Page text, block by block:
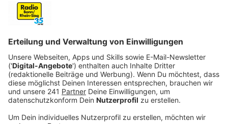
Neuigkeiten, Tipps & Ratschläge aus der
Finanzwelt. Hier geht's zu unserer Übersicht!
Anzeige
Die „Blüten“ bleiben uns auch bei den digitalen
Zahlungsmöglichkeiten erhalten. Fälscher nutzen